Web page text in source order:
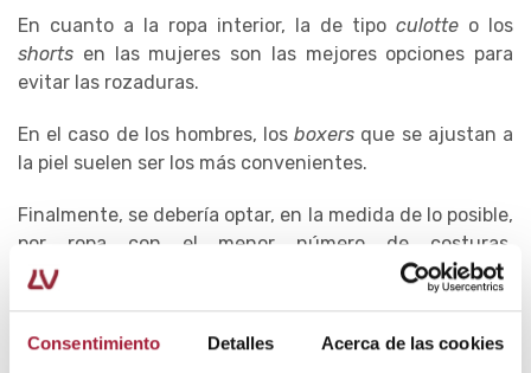
Consentimiento Detalles Acerca de las cookies
En cuanto a la ropa interior, la de tipo culotte o los
shorts en las mujeres son las mejores opciones para
evitar las rozaduras.
En el caso de los hombres, losboxers que se ajustan a
la piel suelen ser los más convenientes.
Finalmente, se debería optar, en la medida de lo posible,
por ropa con el menor número de costuras.
Especialmente, en la parte interior de los muslos.